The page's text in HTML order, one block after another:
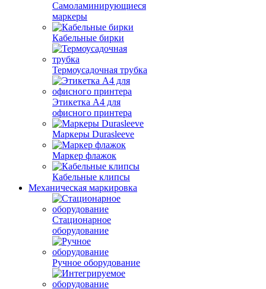
Самоламинирующиеся
маркеры
Кабельные бирки
Термоусадочная трубка
Этикетка А4 для
офисного принтера
Маркеры Durasleeve
Маркер флажок
Кабельные клипсы
Механическая маркировка
Стационарное
оборудование
Ручное оборудование